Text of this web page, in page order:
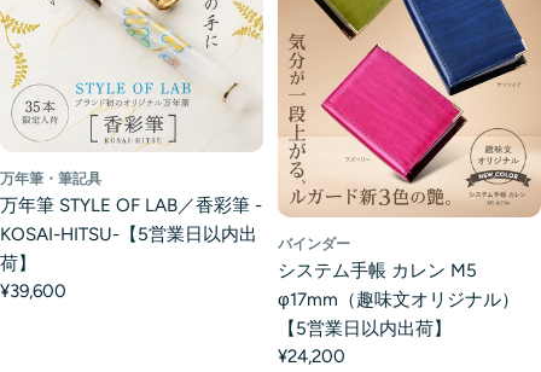
万年筆・筆記具
万年筆 STYLE OF LAB／香彩筆 -
KOSAI-HITSU-【5営業日以内出
荷】
¥39,600
バインダー
システム手帳 カレン M5
φ17mm（趣味文オリジナル）
【5営業日以内出荷】
¥24,200